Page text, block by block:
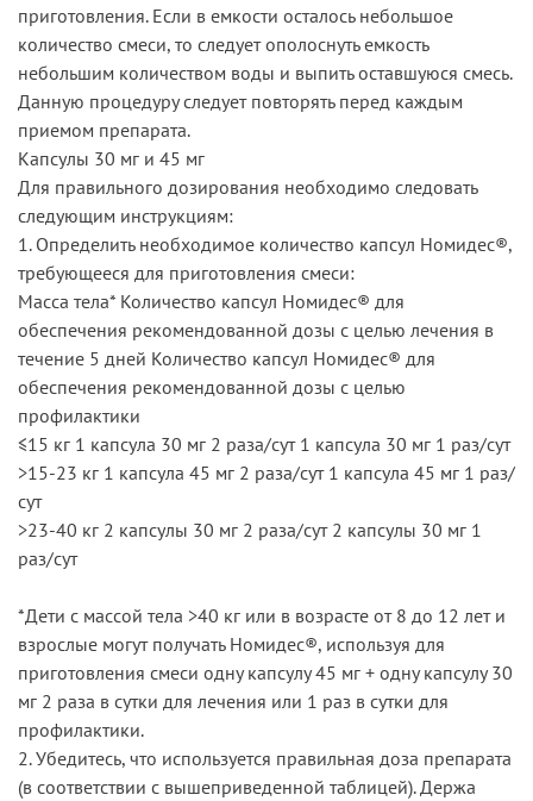
приготовления. Если в емкости осталось небольшое
количество смеси, то следует ополоснуть емкость
небольшим количеством воды и выпить оставшуюся смесь.
Данную процедуру следует повторять перед каждым
приемом препарата.
Капсулы 30 мг и 45 мг
Для правильного дозирования необходимо следовать
следующим инструкциям:
1. Определить необходимое количество капсул Номидес®,
требующееся для приготовления смеси:
Масса тела* Количество капсул Номидес® для
обеспечения рекомендованной дозы с целью лечения в
течение 5 дней Количество капсул Номидес® для
обеспечения рекомендованной дозы с целью
профилактики
≤15 кг 1 капсула 30 мг 2 раза/сут 1 капсула 30 мг 1 раз/сут
>15-23 кг 1 капсула 45 мг 2 раза/сут 1 капсула 45 мг 1 раз/
сут
>23-40 кг 2 капсулы 30 мг 2 раза/сут 2 капсулы 30 мг 1
раз/сут
*Дети с массой тела >40 кг или в возрасте от 8 до 12 лет и
взрослые могут получать Номидес®, используя для
приготовления смеси одну капсулу 45 мг + одну капсулу 30
мг 2 раза в сутки для лечения или 1 раз в сутки для
профилактики.
2. Убедитесь, что используется правильная доза препарата
(в соответствии с вышеприведенной таблицей). Держа